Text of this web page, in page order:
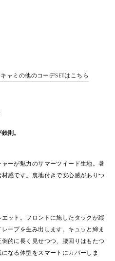
ャミの他のコーデSETはこちら
則。
ーが魅力のサマーツイード生地。暑
感です。裏地付きで安心感がありつ
ット。フロントに施したタックが縦
ープを生み出します。キュッと締ま
的に長く見せつつ、腰回りはもたつ
なる体型をスマートにカバーしま